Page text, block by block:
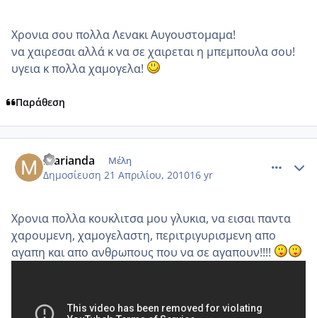
Χρονια σου πολλα Λενακι Αυγουστομαμα!
να χαιρεσαι αλλά κ να σε χαιρεται η μπεμπουλα σου!
υγεια κ πολλα χαμογελα!
Παράθεση
marianda Μέλη
Δημοσίευση 21 Απριλίου, 201016 yr
Χρονια πολλα κουκλιτσα μου γλυκια, να εισαι παντα
χαρουμενη, χαμογελαστη, περιτριγυρισμενη απο
αγαπη και απο ανθρωπους που να σε αγαπουν!!!!